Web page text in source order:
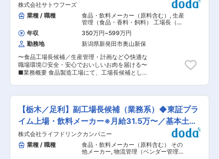
クト作りに携われます。 ◎自社キッチンで1食分
を開発する工程から、工場で5,000個単位の大量
調理に落とし込む工程まで、設備や調理条件の違
いを踏まえつつ、商品コンセプトと味を再現する
高度な「大量調理開発」に挑戦できます。 ◎OEM
工場との関係構築・調整を通じて、設備面の制
約、人件費高騰による工賃調整など、外部パート
ナーとともに最適な生産体制を作り上げていく経
験ができます。 ◎大量生産体制の構築だけでな
めて「どこでも美味しいものを届ける」「味のブ
レをなくす」という当社のこだわりを担保してい
める業務
図りながら、体調や様子を見ていただき、安心安
全に製造ができる環境を整備 ・製造設備が正常に
動くように定期的に点検をしていただいたり、設
備周辺の清掃などにも携わっていただきます。 ※
万が一不具合が発生した場合は設備会社に依頼を
していただいたりと機械全体の保守作業もお願い
します。 ■組織構成： 配属される本社工場は8名
在籍しています。 殺菌室・充填室・品質管理室・
製造室と工程ごとに分かれており、各製造室に2
名程度で製造をしています。 ■入社後の流れ：
入社後は正確に指示できるように、現場に一緒に
がら、業務の流れや製品知識を身に着けていただ
きます。 ■当社の特長： ・仕事の幅の広さが、
本求人の特徴です。規模としてはコンパクトです
が、牛乳／アイス／バターを製造しており、身に
付くスキルは幅広いです。 ・乳製品は賞味期限が
短く、品質が命です。牛乳は牛から頂くので、毎
日量に変化があり、牛乳を無駄にしないように対
ける
株式会社サトウフーズ
業種 / 職種
食品・飲料メーカー（原料含む） , 生産
管理（食品・香料・飼料） 工場長（食
品・香料・飼料）
年収 350万円~599万円
勤務地
新潟県新発田市奥山新保
〜食品工場長候補／生産管理・計画など◇快適な
職場環境◎安全・安心でおいしいお肉を届ける〜
■業務概要 食品製造工場にて、工場長候補として
惣菜製品（惣菜半製品）を扱い、老健施設給食食
材やスーパー、外食産業、生協向けに製品を安定
供給する役割を担います。 生産計画の策定から品
質・工程・衛生管理まで、工場運営に関する幅広
い業務をお任せします。 ■業務詳細 ・工場全体
の生産計画立案、工程・進捗管理 ・品質管理、衛
生管理、食品安全マネジメントの実施と改善活動
・最新設備を活用した製造効率・生産性向上の推
【栃木／足利】副工場長候補（業務系）◆東証プラ
イム上場・飲料メーカー※月給31.5万〜／基本土日
祝休
株式会社ライフドリンクカンパニー
業種 / 職種
食品・飲料メーカー（原料含む） その
他メーカー, 物流管理（ベンダー管理・